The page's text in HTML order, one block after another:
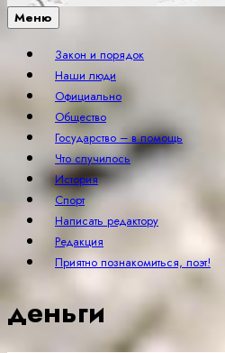
Меню
Закон и порядок
Наши люди
Официально
Общество
Государство – в помощь
Что случилось
История
Спорт
Написать редактору
Редакция
Приятно познакомиться, поэт!
деньги